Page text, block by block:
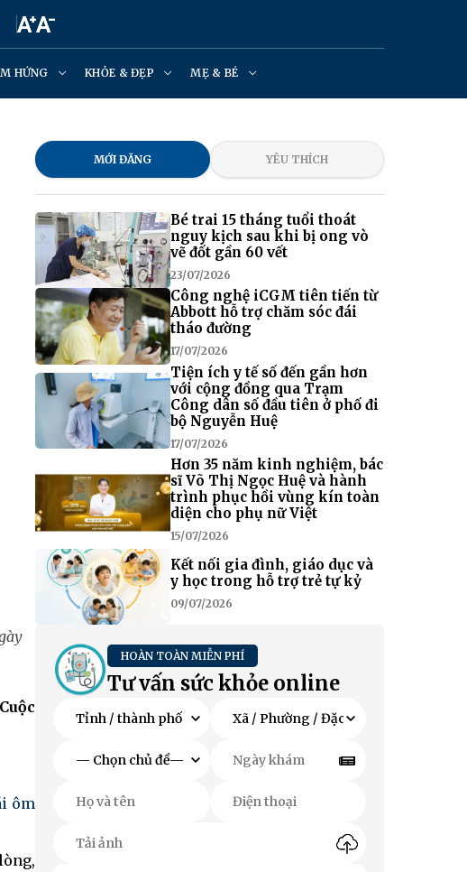
HỨNG KHỎE & ĐẸP MẸ & BÉ
ôm
MỚI ĐĂNG YÊU THÍCH
Bé trai 15 tháng tuổi thoát
nguy kịch sau khi bị ong vò
vẽ đốt gần 60 vết
23/07/2026
Công nghệ iCGM tiên tiến từ
Abbott hỗ trợ chăm sóc đái
tháo đường
17/07/2026
Tiện ích y tế số đến gần hơn
với cộng đồng qua Trạm
Công dân số đầu tiên ở phố đi
bộ Nguyễn Huệ
17/07/2026
Hơn 35 năm kinh nghiệm, bác
sĩ Võ Thị Ngọc Huệ và hành
trình phục hồi vùng kín toàn
diện cho phụ nữ Việt
15/07/2026
Kết nối gia đình, giáo dục và
y học trong hỗ trợ trẻ tự kỷ
09/07/2026
HOÀN TOÀN MIỄN PHÍ
Tư vấn sức khỏe online